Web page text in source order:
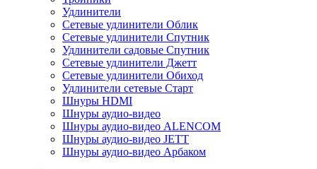
Удлинители
Сетевые удлинители Облик
Сетевые удлинители Спутник
Удлинители садовые Спутник
Сетевые удлинители Джетт
Сетевые удлинители Обиход
Удлинители сетевые Старт
Шнуры HDMI
Шнуры аудио-видео
Шнуры аудио-видео ALENCOM
Шнуры аудио-видео JETT
Шнуры аудио-видео Арбаком